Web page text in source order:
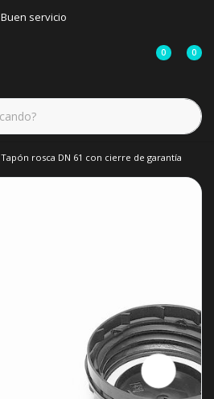
Buen servicio
0 0
Tapón rosca DN 61 con cierre de garantía